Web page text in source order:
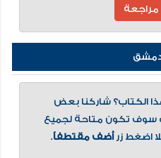
دمشق
الكتاب؟ شاركنا بعض
سوف تكون متاحة لجميع
اضغط زرأضف مقتطفاً.